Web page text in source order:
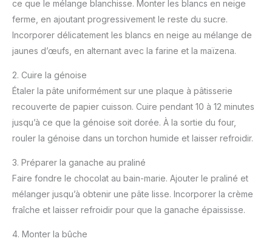
ce que le mélange blanchisse. Monter les blancs en neige
ferme, en ajoutant progressivement le reste du sucre.
Incorporer délicatement les blancs en neige au mélange de
jaunes d’œufs, en alternant avec la farine et la maïzena.
2. Cuire la génoise
Étaler la pâte uniformément sur une plaque à pâtisserie
recouverte de papier cuisson. Cuire pendant 10 à 12 minutes
jusqu’à ce que la génoise soit dorée. À la sortie du four,
rouler la génoise dans un torchon humide et laisser refroidir.
3. Préparer la ganache au praliné
Faire fondre le chocolat au bain-marie. Ajouter le praliné et
mélanger jusqu’à obtenir une pâte lisse. Incorporer la crème
fraîche et laisser refroidir pour que la ganache épaississe.
4. Monter la bûche